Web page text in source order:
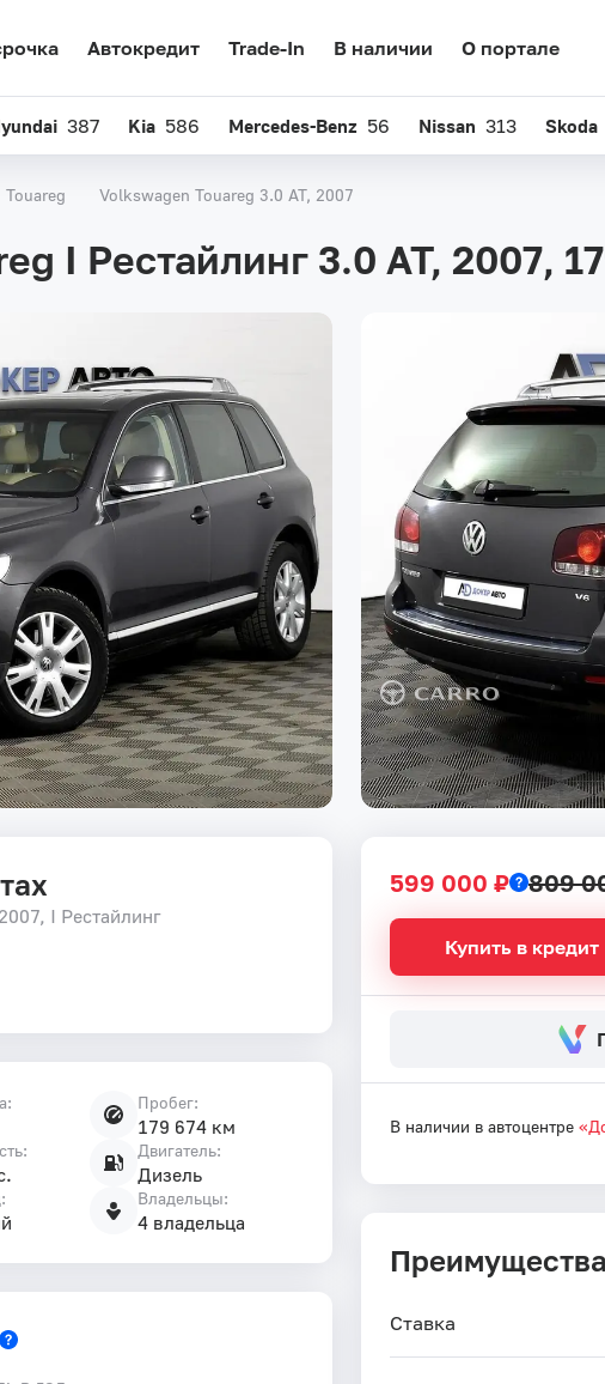
Автокредит Trade-In В наличии О портале
387 Kia 586 Mercedes-Benz 56 Nissan 313 Skoda
Touareg Volkswagen Touareg 3.0 AT, 2007
I Рестайлинг 3.0 AT, 2007,
599 000 ₽ 809
Купить в кредит
В наличии в автоцентре
Преимущества
Ставка
I Рестайлинг
Пробег:
179 674 км
Двигатель:
Дизель
Владельцы:
4 владельца